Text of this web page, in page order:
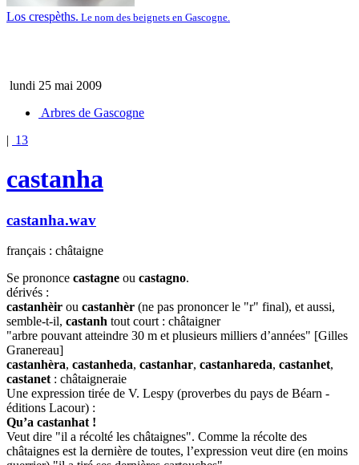
Los crespèths. Le nom des beignets en Gascogne.
lundi 25 mai 2009
Arbres de Gascogne
| 13
castanha
castanha.wav
français : châtaigne
Se prononce castagne ou castagno.
dérivés :
castanhèir ou castanhèr (ne pas prononcer le "r" final), et aussi,
semble-t-il, castanh tout court : châtaigner
"arbre pouvant atteindre 30 m et plusieurs milliers d’années" [Gilles
Granereau]
castanhèra, castanheda, castanhar, castanhareda, castanhet,
castanet: châtaigneraie
Une expression tirée de V. Lespy (proverbes du pays de Béarn -
éditions Lacour) :
Qu’a castanhat !
Veut dire "il a récolté les châtaignes". Comme la récolte des
châtaignes est la dernière de toutes, l’expression veut dire (en moins